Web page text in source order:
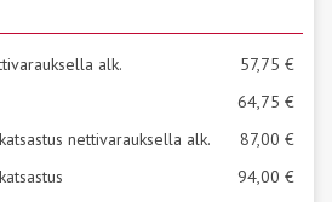
alk.
57,75 €
64,75 €
nettivarauksella alk.
87,00 €
94,00 €